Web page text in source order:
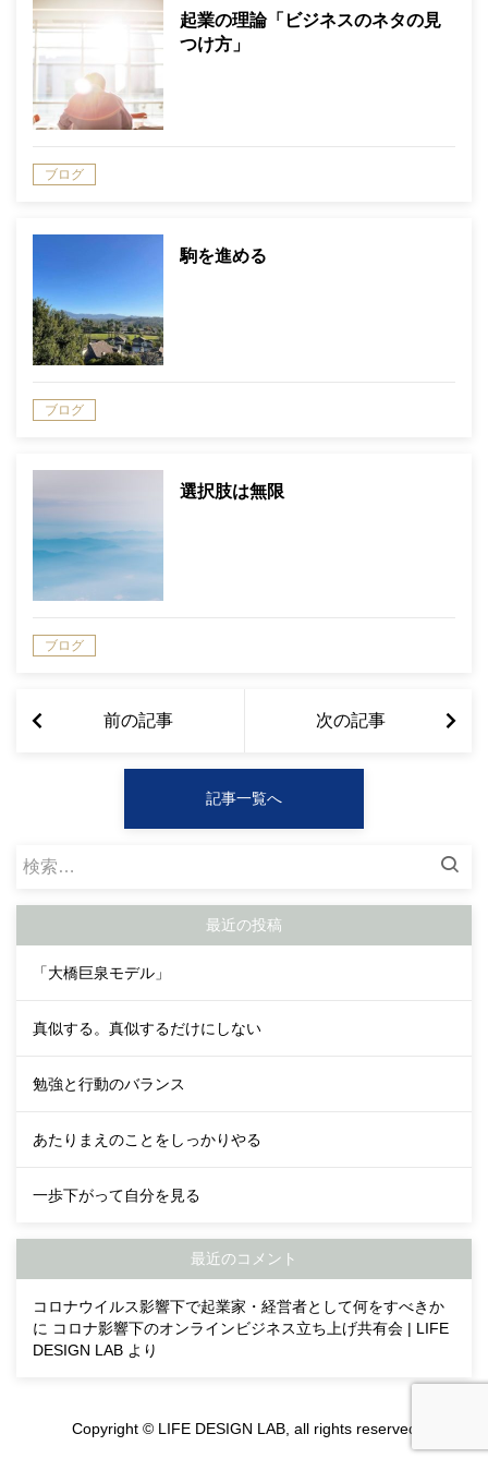
起業の理論「ビジネスのネタの見
つけ方」
ブログ
駒を進める
ブログ
選択肢は無限
ブログ
前の記事 次の記事
記事一覧へ
検
最近の投稿
「大橋巨泉モデル」
真似する。真似するだけにしない
勉強と行動のバランス
あたりまえのことをしっかりやる
一歩下がって自分を見る
最近のコメント
コロナウイルス影響下で起業家・経営者として何をすべきか
に コロナ影響下のオンラインビジネス立ち上げ共有会 | LIFE
DESIGN LAB より
Copyright © LIFE DESIGN LAB, all rights reserved